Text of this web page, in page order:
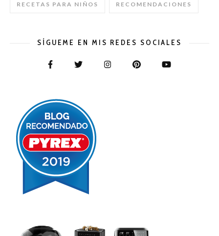
RECETAS PARA NIÑOS RECOMENDACIONES
SÍGUEME EN MIS REDES SOCIALES